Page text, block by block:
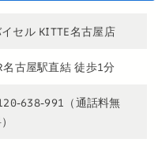
セル KITTE名古屋店
名古屋駅直結 徒歩1分
638-991（通話料無